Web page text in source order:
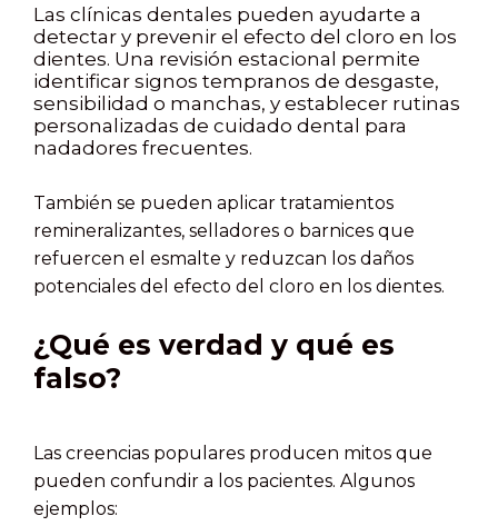
Las clínicas dentales pueden ayudarte a
detectar y prevenir el efecto del cloro en los
dientes. Una revisión estacional permite
identificar signos tempranos de desgaste,
sensibilidad o manchas, y establecer rutinas
personalizadas de cuidado dental para
nadadores frecuentes.
También se pueden aplicar tratamientos
remineralizantes, selladores o barnices que
refuercen el esmalte y reduzcan los daños
potenciales del efecto del cloro en los dientes.
¿Qué es verdad y qué es
falso?
Las creencias populares producen mitos que
pueden confundir a los pacientes. Algunos
ejemplos: